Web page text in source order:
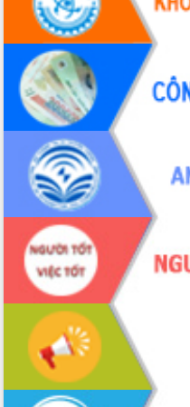
Hội thảo khoa học “Giải pháp thúc đẩy
phát triển nền kinh tế xanh tại tỉnh
Đắk Lắk”
Tăng cường giám sát, đôn đốc thực
hiện nhiệm vụ quản lý tài sản công
hàng tuần
Tháo gỡ những vướng mắc, đẩy mạnh
công tác cải cách thủ tục hành chính
tại Trung tâm Phục vụ hành chính
công tỉnh
Đắk Lắk: Tôn vinh 46 giải pháp tại Hội
thi Sáng tạo Kỹ thuật 2024 - 2025
Đắk Lắk rà soát, điều chỉnh Đề án 190
về phát triển nuôi trồng thủy sản
Phó Chủ tịch UBND tỉnh Đắk Lắk
Trương Công Thái kiểm tra thực địa
Dự án cao tốc Khánh Hòa - Buôn Ma
Thuột
Định vị cà phê Việt Nam như một “di
sản sống” trong dòng chảy toàn cầu